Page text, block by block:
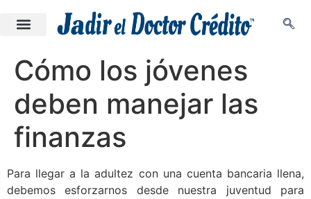
Cómo los jóvenes
deben manejar las
finanzas
Para llegar a la adultez con una cuenta bancaria llena,
debemos esforzarnos desde nuestra juventud para